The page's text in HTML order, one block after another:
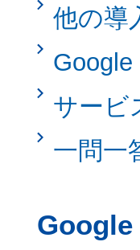
他の導
サービ
一問一
Google